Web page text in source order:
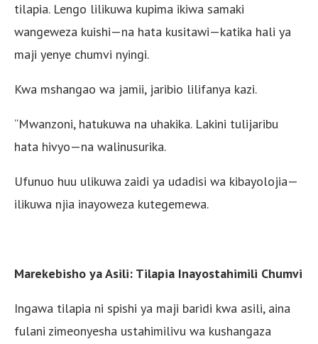
tilapia. Lengo lilikuwa kupima ikiwa samaki
wangeweza kuishi—na hata kusitawi—katika hali ya
maji yenye chumvi nyingi.
Kwa mshangao wa jamii, jaribio lilifanya kazi.
“Mwanzoni, hatukuwa na uhakika. Lakini tulijaribu
hata hivyo—na walinusurika.
Ufunuo huu ulikuwa zaidi ya udadisi wa kibayolojia—
ilikuwa njia inayoweza kutegemewa.
Marekebisho ya Asili: Tilapia Inayostahimili Chumvi
Ingawa tilapia ni spishi ya maji baridi kwa asili, aina
fulani zimeonyesha ustahimilivu wa kushangaza